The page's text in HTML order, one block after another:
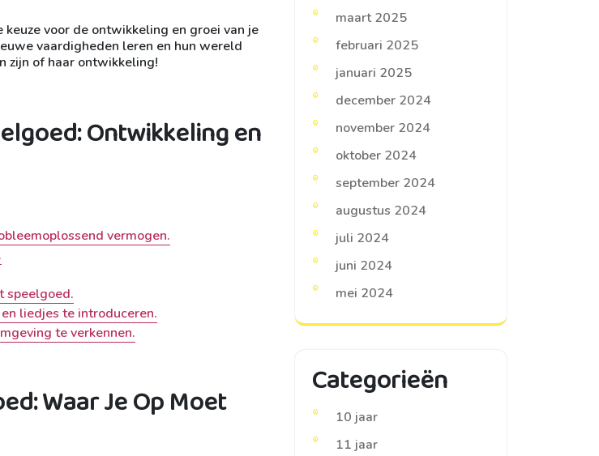
voor de ontwikkeling en groei van je
vaardigheden leren en hun wereld
zijn of haar ontwikkeling!
Ontwikkeling en
vermogen.
speelgoed.
liedjes te introduceren.
te verkennen.
Waar Je Op Moet
maart 2025
februari 2025
januari 2025
december 2024
november 2024
oktober 2024
september 2024
augustus 2024
juli 2024
juni 2024
mei 2024
Categorieën
10 jaar
11 jaar